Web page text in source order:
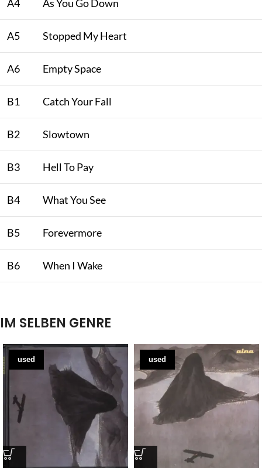
A4 As You Go Down
A5 Stopped My Heart
A6 Empty Space
B1 Catch Your Fall
B2 Slowtown
B3 Hell To Pay
B4 What You See
B5 Forevermore
B6 When I Wake
IM SELBEN GENRE
used used